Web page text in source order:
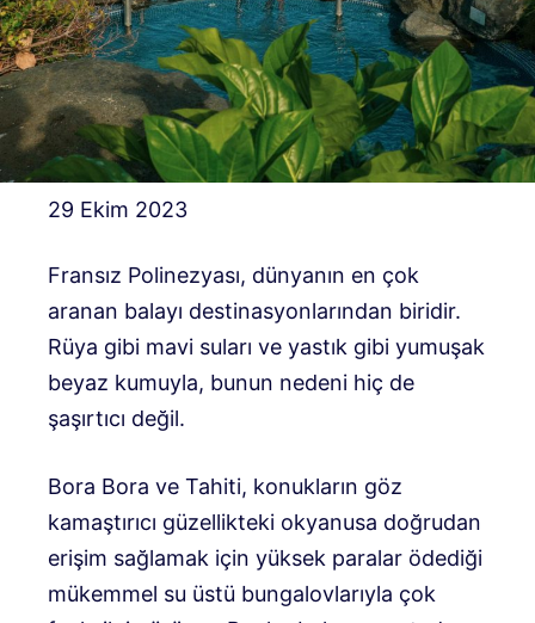
29 Ekim 2023
Fransız Polinezyası, dünyanın en çok
aranan balayı destinasyonlarından biridir.
Rüya gibi mavi suları ve yastık gibi yumuşak
beyaz kumuyla, bunun nedeni hiç de
şaşırtıcı değil.
Bora Bora ve Tahiti, konukların göz
kamaştırıcı güzellikteki okyanusa doğrudan
erişim sağlamak için yüksek paralar ödediği
mükemmel su üstü bungalovlarıyla çok